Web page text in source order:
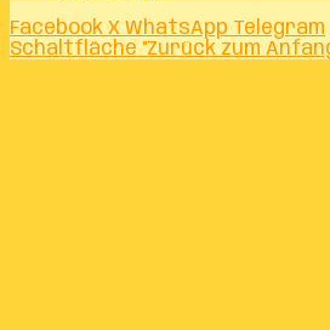
Facebook X WhatsApp Telegram
Schaltfläche "Zurück zum